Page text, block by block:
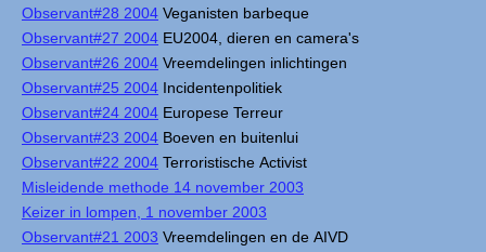
Observant#28 2004 Veganisten barbeque
Observant#27 2004 EU2004, dieren en camera's
Observant#26 2004 Vreemdelingen inlichtingen
Observant#25 2004 Incidentenpolitiek
Observant#24 2004 Europese Terreur
Observant#23 2004 Boeven en buitenlui
Observant#22 2004 Terroristische Activist
Misleidende methode 14 november 2003
Keizer in lompen, 1 november 2003
Observant#21 2003 Vreemdelingen en de AIVD